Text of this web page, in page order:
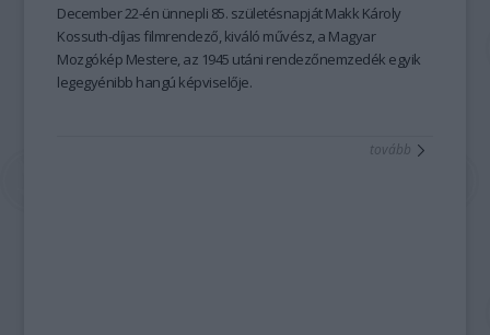
December 22-én ünnepli 85. születésnapját Makk Károly
Kossuth-díjas filmrendező, kiváló művész, a Magyar
Mozgókép Mestere, az 1945 utáni rendezőnemzedék egyik
legegyénibb hangú képviselője.
tovább